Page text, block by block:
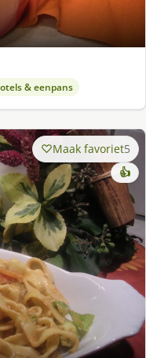
& eenpans
Maak favoriet5
👍